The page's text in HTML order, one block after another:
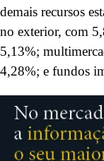
demais recursos
no exterior, com
5,13%;
4,28%; e fundos